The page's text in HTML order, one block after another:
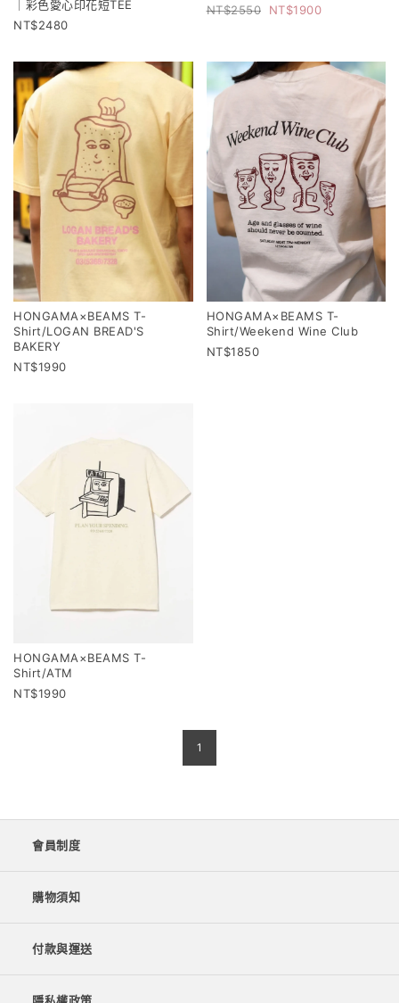
｜彩色愛心印花短TEE
2480
2550
1900
HONGAMA×BEAMS T-
Shirt/LOGAN BREAD'S
BAKERY
1990
HONGAMA×BEAMS T-
Shirt/Weekend Wine Club
1850
HONGAMA×BEAMS T-
Shirt/ATM
1990
1
會員制度
購物須知
付款與運送
隱私權政策